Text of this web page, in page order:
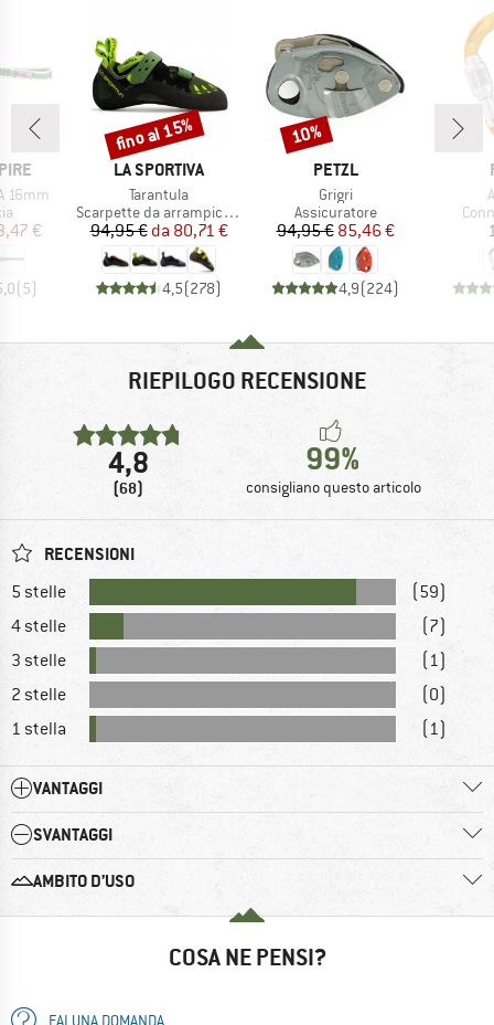
16mm
prodotti
ridotto
€
(5)
MARCHIO
LA SPORTIVA
Articolo
Tarantula
Gruppo di prodotti
Scarpette da arrampicata
Prezzo
94,95 € Prezzo ridotto
da 80,71 €
4,5(278)
Sconto
fino al 15%
MARCHIO
PETZL
Articolo
Grigri
Gruppo di prodotti
Assicuratore
Prezzo
94,95 €Prezzo ridotto
85,46 €
4,9(224)
Sconto
10%
RIEPILOGO RECENSIONE
4,8
(68)
99%
consigliano questo articolo
RECENSIONI
5 stelle
(59)
4 stelle
(7)
3 stelle
(1)
2 stelle
(0)
1 stella
(1)
VANTAGGI
SVANTAGGI
AMBITO D’USO
COSA NE PENSI?
FAI UNA DOMANDA